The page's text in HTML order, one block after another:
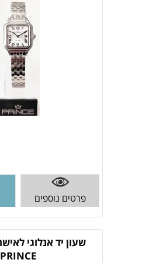
פרטים נוספים
PRINCE